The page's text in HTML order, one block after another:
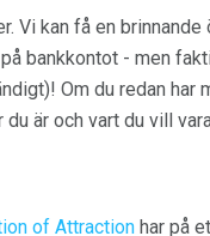
Vi kan få en
bankkontot - men
Om du redan
är och vart du vill
of Attraction har på